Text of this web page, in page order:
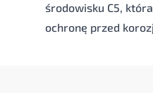
środowisku C5,
ochronę przed